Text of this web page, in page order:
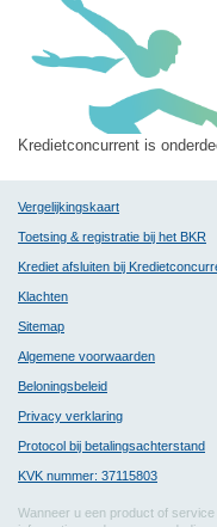
Kredietconcurrent is
Vergelijkingskaart
Toetsing & registratie bij het BKR
Krediet afsluiten bij
Klachten
Sitemap
Algemene voorwaarden
Beloningsbeleid
Privacy verklaring
Protocol bij betalingsachterstand
KVK nummer: 37115803
Wanneer u een product of